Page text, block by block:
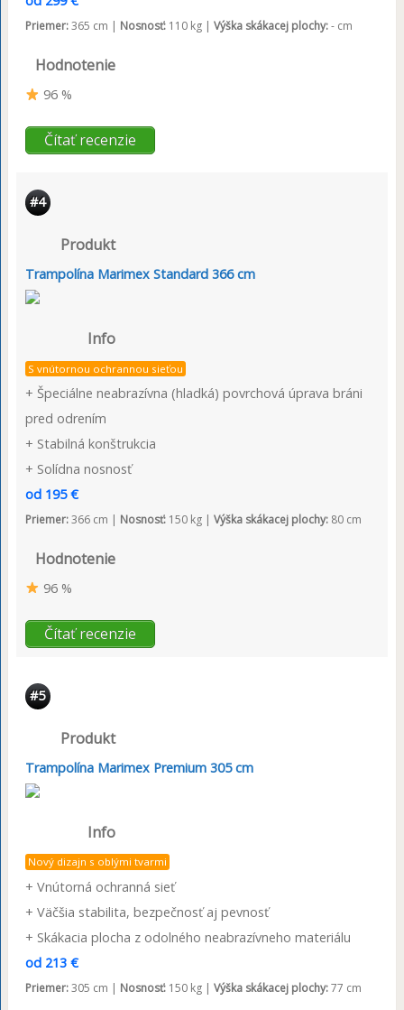
Priemer:365 cm | Nosnosť:110 kg | Výška skákacej plochy:- cm
Hodnotenie
96 %
Čítať recenzie
#4
Produkt
Trampolína Marimex Standard 366 cm
Info
S vnútornou ochrannou sieťou
+ Špeciálne neabrazívna (hladká) povrchová úprava bráni
pred odrením
+ Stabilná konštrukcia
+ Solídna nosnosť
od 195 €
Priemer:366 cm | Nosnosť:150 kg | Výška skákacej plochy:80 cm
Hodnotenie
96 %
Čítať recenzie
#5
Produkt
Trampolína Marimex Premium 305 cm
Info
Nový dizajn s oblými tvarmi
+ Vnútorná ochranná sieť
+ Väčšia stabilita, bezpečnosť aj pevnosť
+ Skákacia plocha z odolného neabrazívneho materiálu
od 213 €
Priemer:305 cm | Nosnosť:150 kg | Výška skákacej plochy:77 cm